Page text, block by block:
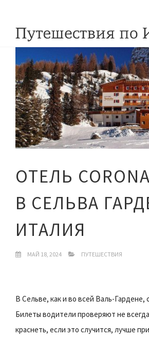
ОТЕЛЬ
В СЕЛЬВА
ИТАЛИЯ
МАЙ 18, 2024 ПУТЕШЕСТВИЯ
В Сельве, как и во всей Валь-Гардене,
Билеты водители проверяют не
краснеть, если это случится, лучше